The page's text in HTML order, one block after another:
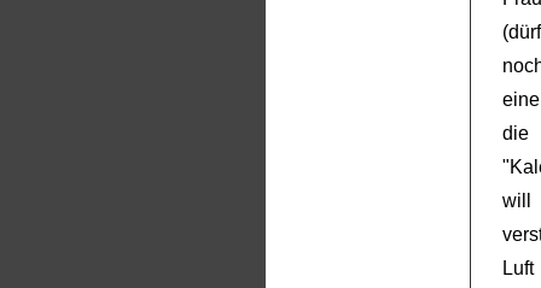
die
will